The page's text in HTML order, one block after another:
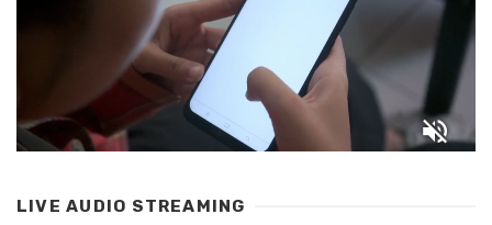
LIVE AUDIO STREAMING